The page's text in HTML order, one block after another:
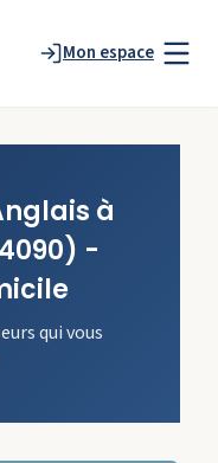
Mon espace
à
-
qui vous